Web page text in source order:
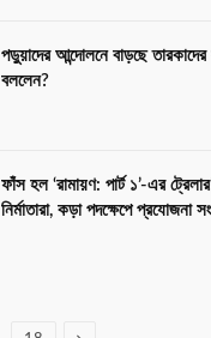
পড়ুয়াদের আন্দোলনে বাড়ছে
বললেন?
ফাঁস হল ‘রামায়ণ: পার্ট ১’-এর
নির্মাতারা, কড়া পদক্ষেপে প্রযোজনা